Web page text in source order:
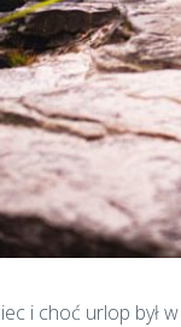
i choć urlop był